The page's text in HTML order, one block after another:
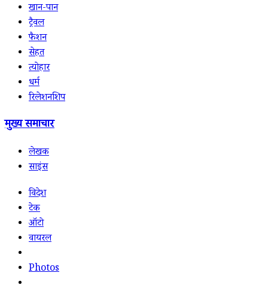
खान-पान
ट्रैवल
फैशन
सेहत
त्योहार
धर्म
रिलेशनशिप
मुख्य समाचार
लेखक
साइंस
विदेश
टेक
ऑटो
वायरल
Photos